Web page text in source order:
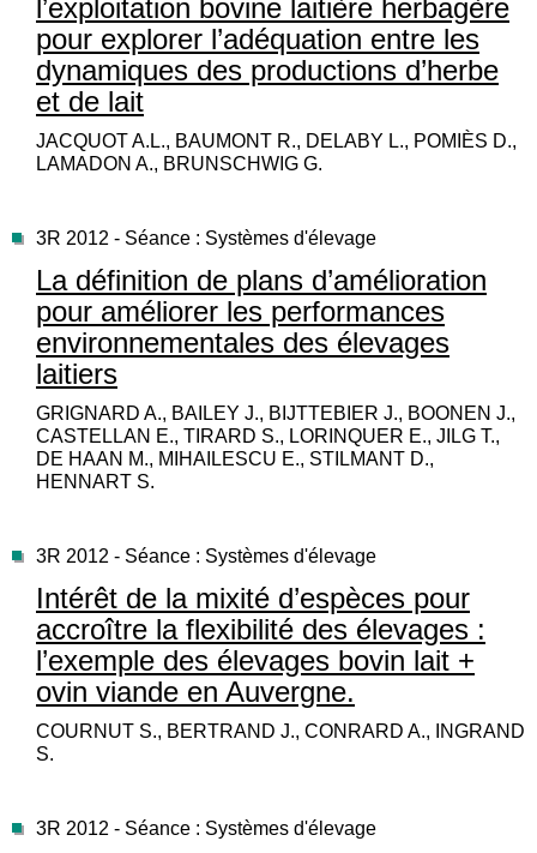
l’exploitation bovine laitière herbagère
pour explorer l’adéquation entre les
dynamiques des productions d’herbe
et de lait
JACQUOT A.L., BAUMONT R., DELABY L., POMIÈS D.,
LAMADON A., BRUNSCHWIG G.
3R 2012 - Séance : Systèmes d'élevage
La définition de plans d’amélioration
pour améliorer les performances
environnementales des élevages
laitiers
GRIGNARD A., BAILEY J., BIJTTEBIER J., BOONEN J.,
CASTELLAN E., TIRARD S., LORINQUER E., JILG T.,
DE HAAN M., MIHAILESCU E., STILMANT D.,
HENNART S.
3R 2012 - Séance : Systèmes d'élevage
Intérêt de la mixité d’espèces pour
accroître la flexibilité des élevages :
l’exemple des élevages bovin lait +
ovin viande en Auvergne.
COURNUT S., BERTRAND J., CONRARD A., INGRAND
S.
3R 2012 - Séance : Systèmes d'élevage